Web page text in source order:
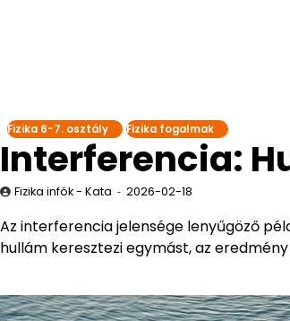
Fizika 6-7. osztály Fizika fogalmak
Interferencia:
Fizika infók - Kata 2026-02-18
Az interferencia jelensége lenyűgöző
hullám keresztezi egymást, az